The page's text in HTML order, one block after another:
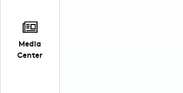
Media
Center